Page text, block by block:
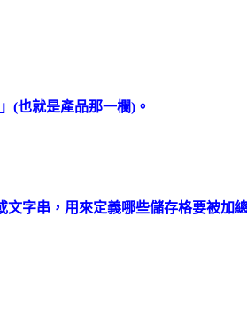
」(也就是產品那一欄)。
字串，用來定義哪些儲存格要被